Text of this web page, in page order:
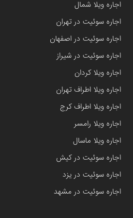
اجاره ویلا شمال
اجاره سوئیت در تهران
اجاره سوئیت در اصفهان
اجاره سوئیت در شیراز
اجاره ویلا کردان
اجاره ویلا اطراف تهران
اجاره ویلا اطراف کرج
اجاره ویلا رامسر
اجاره ویلا ماسال
اجاره سوئیت در کیش
اجاره سوئیت در یزد
اجاره سوئیت در مشهد